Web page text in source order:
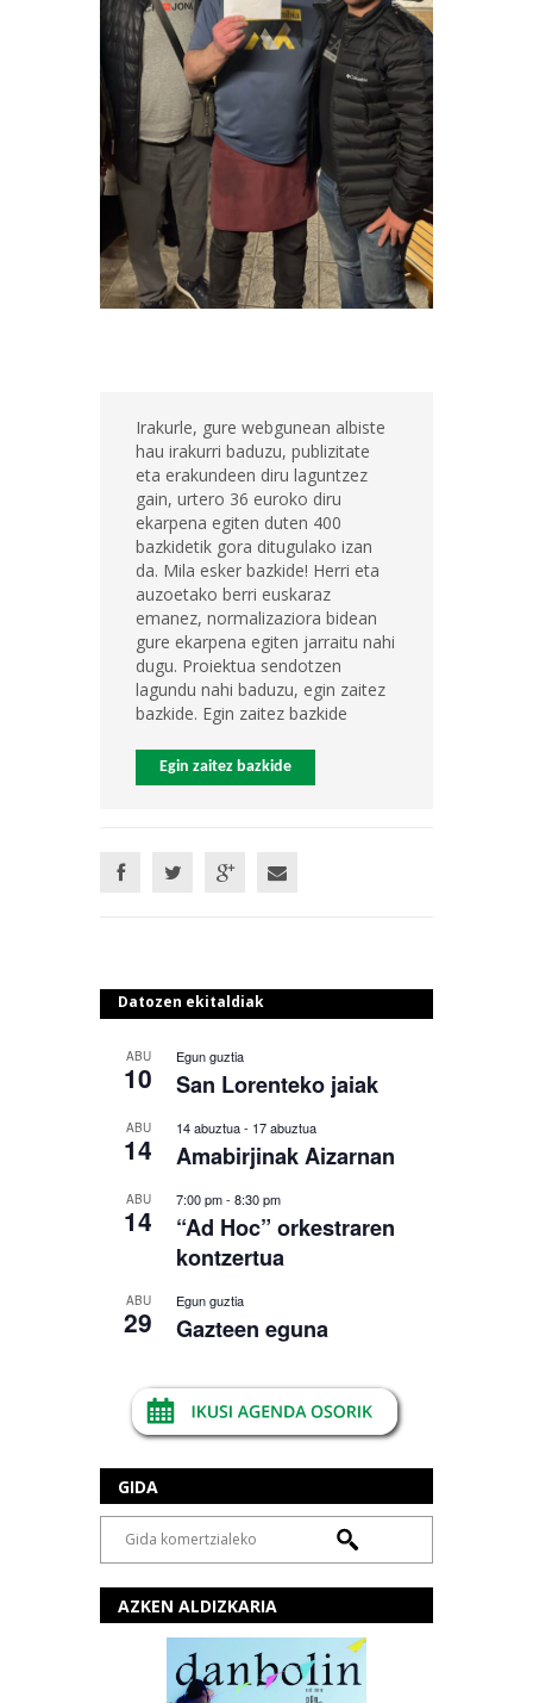
Irakurle, gure webgunean albiste
hau irakurri baduzu, publizitate
eta erakundeen diru laguntzez
gain, urtero 36 euroko diru
ekarpena egiten duten 400
bazkidetik gora ditugulako izan
da. Mila esker bazkide! Herri eta
auzoetako berri euskaraz
emanez, normalizaziora bidean
gure ekarpena egiten jarraitu nahi
dugu. Proiektua sendotzen
lagundu nahi baduzu, egin zaitez
bazkide. Egin zaitez bazkide
Egin zaitez bazkide
Datozen ekitaldiak
ABU
10
Egun guztia
San Lorenteko jaiak
ABU
14
14 abuztua- 17 abuztua
Amabirjinak Aizarnan
ABU
14
7:00 pm- 8:30 pm
“Ad Hoc” orkestraren
kontzertua
ABU
29
Egun guztia
Gazteen eguna
GIDA
AZKEN ALDIZKARIA